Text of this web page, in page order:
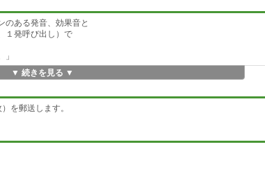
のある発音、効果音と
１発呼び出し）で
トです。小さい子は、ママと一緒に、園児は、慣れてくれば、ひと
しますので、小さい子には、「これなあに？」と言葉を確認しなが
が登録されています。また、お子様の好きな絵を追加することもでき
園児は、遊びながら言葉を覚えてください。
ました。書き順も覚えられます。
「あ～こ」のみ絵ファイル(BMP)、書き順ファイルと「あ～お」発
ますが、機能をお楽しみいただけます。
▼ 続きを見る ▼
を郵送します。